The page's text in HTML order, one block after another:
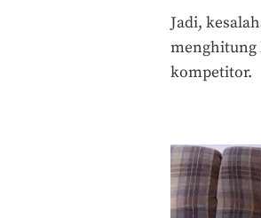
Jadi,
menghitung
kompetitor.